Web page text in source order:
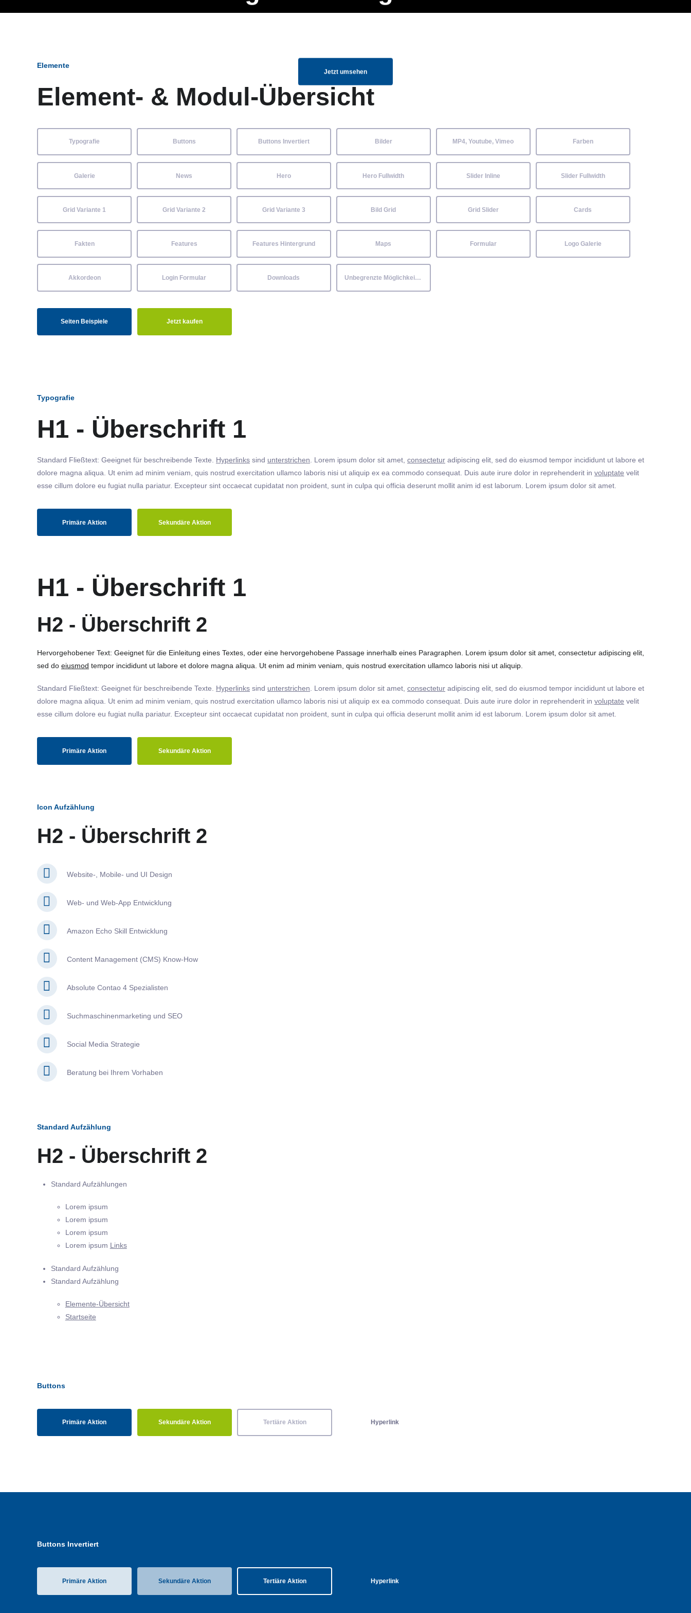
Jetzt umsehen
Elemente
Element- & Modul-Übersicht
Typografie Buttons Buttons Invertiert Bilder MP4, Youtube, Vimeo Farben
Galerie News Hero Hero Fullwidth Slider Inline Slider Fullwidth
Grid Variante 1 Grid Variante 2 Grid Variante 3 Bild Grid Grid Slider Cards
Fakten Features Features Hintergrund Maps Formular Logo Galerie
Akkordeon Login Formular Downloads Unbegrenzte Möglichkeiten
Seiten Beispiele Jetzt kaufen
Typografie
H1 - Überschrift 1
Standard Fließtext: Geeignet für beschreibende Texte. Hyperlinks sind unterstrichen . Lorem ipsum dolor sit amet, consectetur adipiscing elit, sed do eiusmod tempor incididunt ut labore et
dolore magna aliqua. Ut enim ad minim veniam, quis nostrud exercitation ullamco laboris nisi ut aliquip ex ea commodo consequat. Duis aute irure dolor in reprehenderit in voluptate velit
esse cillum dolore eu fugiat nulla pariatur. Excepteur sint occaecat cupidatat non proident, sunt in culpa qui officia deserunt mollit anim id est laborum. Lorem ipsum dolor sit amet.
Primäre Aktion Sekundäre Aktion
H1 - Überschrift 1
H2 - Überschrift 2
Hervorgehobener Text: Geeignet für die Einleitung eines Textes, oder eine hervorgehobene Passage innerhalb eines Paragraphen. Lorem ipsum dolor sit amet, consectetur adipiscing elit,
sed do eiusmod tempor incididunt ut labore et dolore magna aliqua. Ut enim ad minim veniam, quis nostrud exercitation ullamco laboris nisi ut aliquip.
Standard Fließtext: Geeignet für beschreibende Texte. Hyperlinks sind unterstrichen. Lorem ipsum dolor sit amet, consectetur adipiscing elit, sed do eiusmod tempor incididunt ut labore et
dolore magna aliqua. Ut enim ad minim veniam, quis nostrud exercitation ullamco laboris nisi ut aliquip ex ea commodo consequat. Duis aute irure dolor in reprehenderit in voluptate velit
esse cillum dolore eu fugiat nulla pariatur. Excepteur sint occaecat cupidatat non proident, sunt in culpa qui officia deserunt mollit anim id est laborum. Lorem ipsum dolor sit amet.
Primäre Aktion Sekundäre Aktion
Icon Aufzählung
H2 - Überschrift 2
Website-, Mobile- und UI Design
Web- und Web-App Entwicklung
Amazon Echo Skill Entwicklung
Content Management (CMS) Know-How
Absolute Contao 4 Spezialisten
Suchmaschinenmarketing und SEO
Social Media Strategie
Beratung bei Ihrem Vorhaben
Standard Aufzählung
H2 - Überschrift 2
Standard Aufzählungen
Lorem ipsum
Lorem ipsum
Lorem ipsum
Lorem ipsum Links
Standard Aufzählung
Standard Aufzählung
Elemente-Übersicht
Startseite
Buttons
Primäre Aktion Sekundäre Aktion Tertiäre Aktion Hyperlink
Buttons Invertiert
Primäre Aktion Sekundäre Aktion Tertiäre Aktion Hyperlink